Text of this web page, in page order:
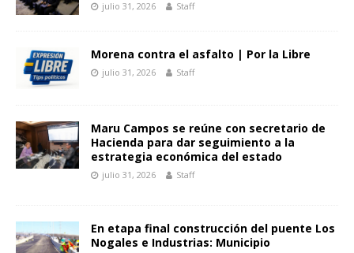
julio 31, 2026 Staff
Morena contra el asfalto | Por la Libre
julio 31, 2026 Staff
Maru Campos se reúne con secretario de
Hacienda para dar seguimiento a la
estrategia económica del estado
julio 31, 2026 Staff
En etapa final construcción del puente Los
Nogales e Industrias: Municipio